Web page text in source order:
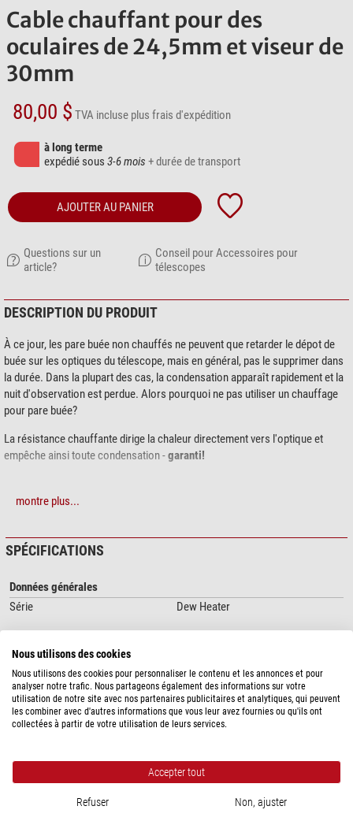
Cable chauffant pour des
oculaires de 24,5mm et viseur de
30mm
80,00 $ TVA incluse plus frais d'expédition
à long terme
expédié sous 3-6 mois + durée de transport
AJOUTER AU PANIER
Questions sur un
article?
Conseil pour Accessoires pour
télescopes
DESCRIPTION DU PRODUIT
À ce jour, les pare buée non chauffés ne peuvent que retarder le dépot de
buée sur les optiques du télescope, mais en général, pas le supprimer dans
la durée. Dans la plupart des cas, la condensation apparaît rapidement et la
nuit d'observation est perdue. Alors pourquoi ne pas utiliser un chauffage
pour pare buée?
La résistance chauffante dirige la chaleur directement vers l'optique et
empêche ainsi toute condensation -garanti!
montre plus...
SPÉCIFICATIONS
Données générales
Série
Dew Heater
SÉCURITÉ DES PRODUITS
Fabricant:Astrozap, P.O. Box 502, Ohio 44107 Lakewood, US,
www.astrozap.com
Personne responsable: NIMAX GmbH, Otto-Lilienthal-Str. 9, 86899
Landsberg am Lech, DE,info@nimax.de
ACCESSOIRES RECOMMANDÉS
Accessoires pour télescopes (1)
Nous utilisons des cookies
Nous utilisons des cookies pour personnaliser le contenu et les annonces et pour
analyser notre trafic. Nous partageons également des informations sur votre
utilisation de notre site avec nos partenaires publicitaires et analytiques, qui peuvent
les combiner avec d'autres informations que vous leur avez fournies ou qu'ils ont
collectées à partir de votre utilisation de leurs services.
Accepter tout
Refuser Non, ajuster